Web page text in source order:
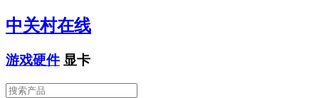
中关村在线
游戏硬件 显卡